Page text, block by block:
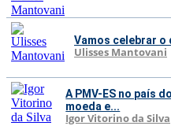
Vamos celebrar o
Ulisses Mantovani
A PMV-ES no país
moeda e...
Igor Vitorino da Silva